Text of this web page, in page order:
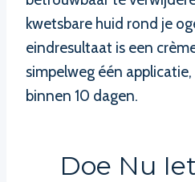
kwetsbare huid rond je
eindresultaat is een
simpelweg één
binnen 10 dagen.
Doe Nu